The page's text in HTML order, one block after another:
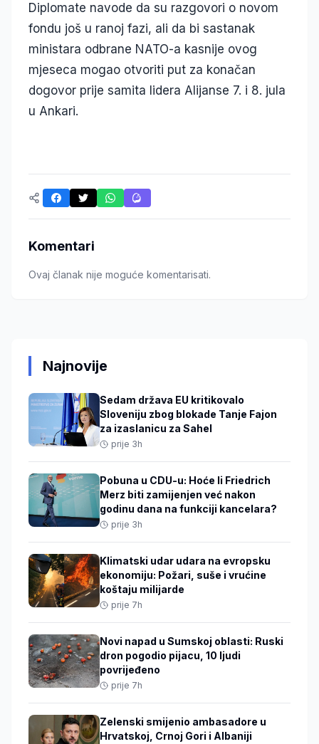
Diplomate navode da su razgovori o novom
fondu još u ranoj fazi, ali da bi sastanak
ministara odbrane NATO-a kasnije ovog
mjeseca mogao otvoriti put za konačan
dogovor prije samita lidera Alijanse 7. i 8. jula
u Ankari.
Komentari
Ovaj članak nije moguće komentarisati.
Najnovije
Sedam država EU kritikovalo
Sloveniju zbog blokade Tanje Fajon
za izaslanicu za Sahel
prije 3h
Pobuna u CDU-u: Hoće li Friedrich
Merz biti zamijenjen već nakon
godinu dana na funkciji kancelara?
prije 3h
Klimatski udar udara na evropsku
ekonomiju: Požari, suše i vrućine
koštaju milijarde
prije 7h
Novi napad u Sumskoj oblasti: Ruski
dron pogodio pijacu, 10 ljudi
povrijeđeno
prije 7h
Zelenski smijenio ambasadore u
Hrvatskoj, Crnoj Gori i Albaniji